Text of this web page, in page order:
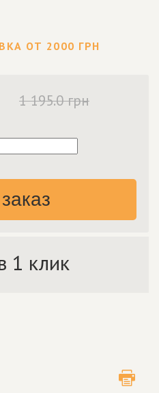
ОТ 2000 ГРН
1 195.0 грн
1 клик